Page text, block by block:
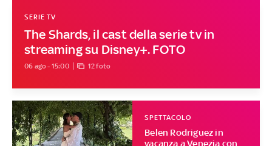
The Shards, il cast della serie tv in
streaming su Disney+. FOTO
SERIE TV
06 ago - 15:00 12 foto
Belen Rodriguez in
vacanza a Venezia con
SPETTACOLO